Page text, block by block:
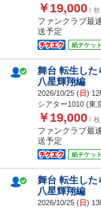
￥19,000 /
ファンクラブ最
送予定
紙チケット
舞台 転生した
八星輝翔編
2026/10/25 (日) 12
シアター1010 (東
￥19,000 /
ファンクラブ最
送予定
紙チケット
舞台 転生した
八星輝翔編
2026/10/25 (日) 13